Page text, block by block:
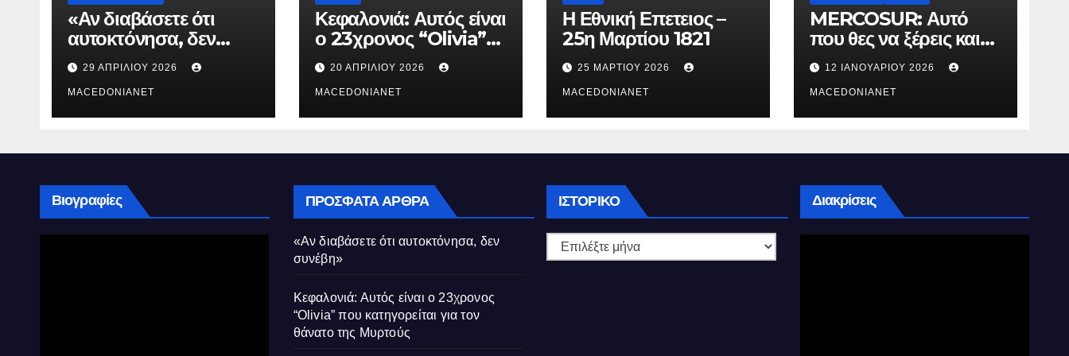
«Αν διαβάσετε ότι
αυτοκτόνησα, δεν
συνέβη»
29 ΑΠΡΙΛΊΟΥ 2026
MACEDONIANET
Κεφαλονιά: Αυτός είναι
ο 23χρονος “Olivia”
που κατηγορείται για
τον θάνατο της
Μυρτούς
20 ΑΠΡΙΛΊΟΥ 2026
MACEDONIANET
Η Εθνική Επετειος –
25η Μαρτίου 1821
25 ΜΑΡΤΊΟΥ 2026
MACEDONIANET
MERCOSUR: Αυτό
που θες να ξέρεις και
δεν σου λένε.
12 ΙΑΝΟΥΑΡΊΟΥ 2026
MACEDONIANET
Βιογραφίες ΠΡΌΣΦΑΤΑ ΆΡΘΡΑ
«Αν διαβάσετε ότι αυτοκτόνησα, δεν
συνέβη»
Κεφαλονιά: Αυτός είναι ο 23χρονος
“Olivia” που κατηγορείται για τον
θάνατο της Μυρτούς
ΙΣΤΟΡΙΚΌ Ιστορικό Διακρίσεις